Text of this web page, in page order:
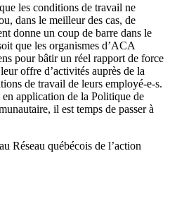
les conditions de travail ne
dans le meilleur des cas, de
donne un coup de barre dans le
que les organismes d’ACA
pour bâtir un réel rapport de force
offre d’activités auprès de la
de travail de leurs employé-e-s.
application de la Politique de
il est temps de passer à
Réseau québécois de l’action